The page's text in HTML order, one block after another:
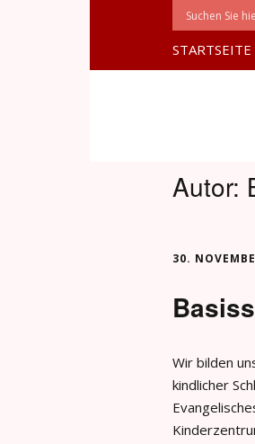
STARTSEITE
Autor:
30.
Wir bilden
kindlicher